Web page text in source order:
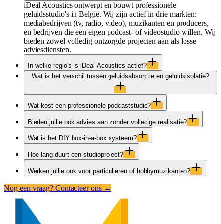
iDeal Acoustics ontwerpt en bouwt professionele
geluidsstudio's in België. Wij zijn actief in drie markten:
mediabedrijven (tv, radio, video), muzikanten en producers,
en bedrijven die een eigen podcast- of videostudio willen. Wij
bieden zowel volledig ontzorgde projecten aan als losse
adviesdiensten.
In welke regio's is iDeal Acoustics actief?
Wat is het verschil tussen geluidsabsorptie en geluidsisolatie?
Wat kost een professionele podcaststudio?
Bieden jullie ook advies aan zonder volledige realisatie?
Wat is het DIY box-in-a-box systeem?
Hoe lang duurt een studioproject?
Werken jullie ook voor particulieren of hobbymuzikanten?
Nog een vraag? Contacteer ons →